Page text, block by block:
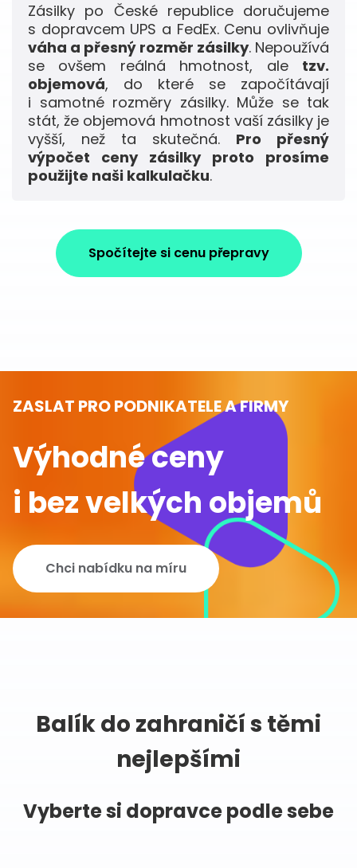
Zásilky po České republice doručujeme
s dopravcem UPS a FedEx. Cenu ovlivňuje
váha a přesný rozměr zásilky. Nepoužívá
se ovšem reálná hmotnost, ale tzv.
objemová, do které se započítávají
i samotné rozměry zásilky. Může se tak
stát, že objemová hmotnost vaší zásilky je
vyšší, než ta skutečná. Pro přesný
výpočet ceny zásilky proto prosíme
použijte naši kalkulačku.
Spočítejte si cenu přepravy
ZASLAT PRO PODNIKATELE A FIRMY
Výhodné ceny
i bez velkých objemů
Chci nabídku na míru
Balík do zahraničí s těmi
nejlepšími
Vyberte si dopravce podle sebe